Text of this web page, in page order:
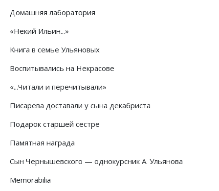
Домашняя лаборатория
«Некий Ильин...»
Книга в семье Ульяновых
Воспитывались на Некрасове
«...Читали и перечитывали»
Писарева доставали у сына декабриста
Подарок старшей сестре
Памятная награда
Сын Чернышевского — однокурсник А. Ульянова
Memorabilia